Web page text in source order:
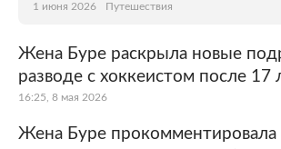
1 июня 2026 Путешествия
Жена Буре раскрыла новые
разводе с хоккеистом после 17
16:25, 8 мая 2026
Жена Буре прокомментировала